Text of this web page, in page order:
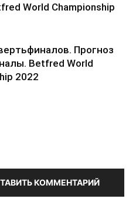
World Championship
Прогноз
Betfred World
2022
КОММЕНТАРИЙ